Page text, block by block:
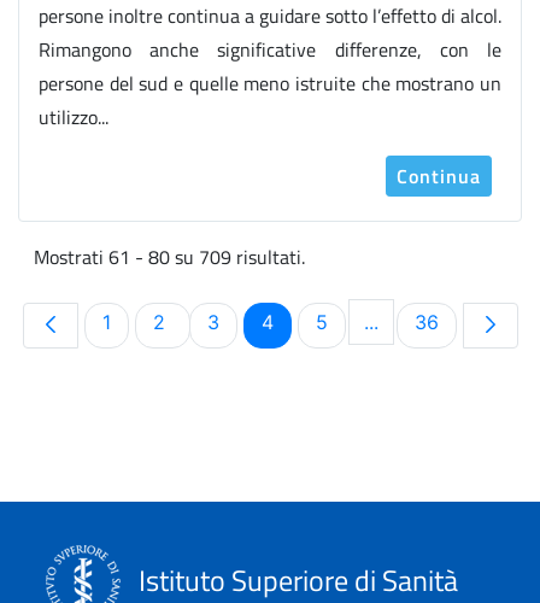
persone inoltre continua a guidare sotto l’effetto di alcol.
Rimangono anche significative differenze, con le
persone del sud e quelle meno istruite che mostrano un
utilizzo...
Continua
Mostrati 61 - 80 su 709 risultati.
Pagina
1 Pagina
2 Pagina
3 Pagina
4 Pagina
5 ...PaginePagina
36
Istituto Superiore di Sanità